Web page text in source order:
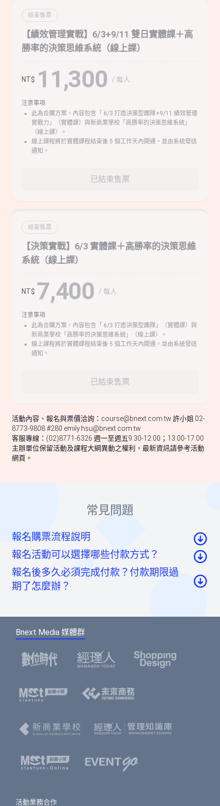
結束售票
【績效管理實戰】6/3+9/11 雙日實體課＋高
勝率的決策思維系統（線上課）
NT$ 11,300 / 每人
注意事項
此為合購方案，內容包含「 6/3 打造決策型團隊+9/11 績效管理
實戰力」（實體課）與新商業學校「高勝率的決策思維系統」
（線上課）。
線上課程將於實體課程結束後 5 個工作天內開通，並由系統發送
通知。
已結束售票
結束售票
【決策實戰】6/3 實體課＋高勝率的決策思維
系統（線上課）
NT$ 7,400 / 每人
注意事項
此為合購方案，內容包含「 6/3 打造決策型團隊」（實體課）與
新商業學校「高勝率的決策思維系統」（線上課）。
線上課程將於實體課程結束後 5 個工作天內開通，並由系統發送
通知。
已結束售票
活動內容、報名與票價洽詢： course@bnext.com.tw 許小姐 02-
8773-9808 #280 emily.hsu@bnext.com.tw
客服專線：(02)8771-6326 週一至週五9:30-12:00；13:00-17:00
主辦單位保留活動及課程大綱異動之權利，最新資訊請參考活動
網頁。
常見問題
報名購票流程說明
至活動頁面點選「我要報名」按鈕後，至票券資
訊頁點選「請先登入」按鈕。
入。（若您尚未成為BNEXTMEDIA會員，請點選
下方的註冊按鈕，即可註冊會員帳號。）
選擇您欲報名的票種及張數後，點選「確認」按
鈕。
名表單中，加速您的報名流程。
寫每個人的資料，或只填寫一位代表人資料。若
完成後，點選「確認」按鈕。
報名活動可以選擇哪些付款方式？
信用卡：頁面將轉至綠界科技頁面線上刷卡
款成功。
報名後多久必須完成付款？付款期限過
期了怎麼辦？
費用，系統無法為您保留席次，要參加活動請重新
Bnext Media 媒體群
活動業務合作